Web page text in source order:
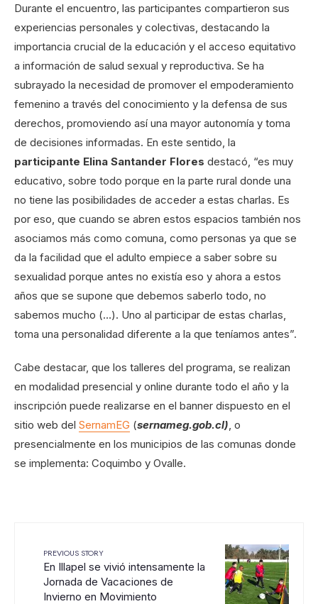
Durante el encuentro, las participantes compartieron sus
experiencias personales y colectivas, destacando la
importancia crucial de la educación y el acceso equitativo
a información de salud sexual y reproductiva. Se ha
subrayado la necesidad de promover el empoderamiento
femenino a través del conocimiento y la defensa de sus
derechos, promoviendo así una mayor autonomía y toma
de decisiones informadas. En este sentido, la
participante Elina Santander Flores destacó, “es muy
educativo, sobre todo porque en la parte rural donde una
no tiene las posibilidades de acceder a estas charlas. Es
por eso, que cuando se abren estos espacios también nos
asociamos más como comuna, como personas ya que se
da la facilidad que el adulto empiece a saber sobre su
sexualidad porque antes no existía eso y ahora a estos
años que se supone que debemos saberlo todo, no
sabemos mucho (…). Uno al participar de estas charlas,
toma una personalidad diferente a la que teníamos antes”.
Cabe destacar, que los talleres del programa, se realizan
en modalidad presencial y online durante todo el año y la
inscripción puede realizarse en el banner dispuesto en el
sitio web del SernamEG (sernameg.gob.cl), o
presencialmente en los municipios de las comunas donde
se implementa: Coquimbo y Ovalle.
PREVIOUS STORY
En Illapel se vivió intensamente la
Jornada de Vacaciones de
Invierno en Movimiento